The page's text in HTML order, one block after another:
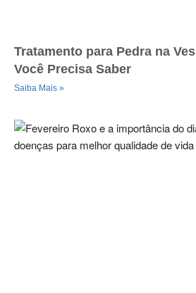
Tratamento para Pedra na
Você Precisa Saber
Saiba Mais »